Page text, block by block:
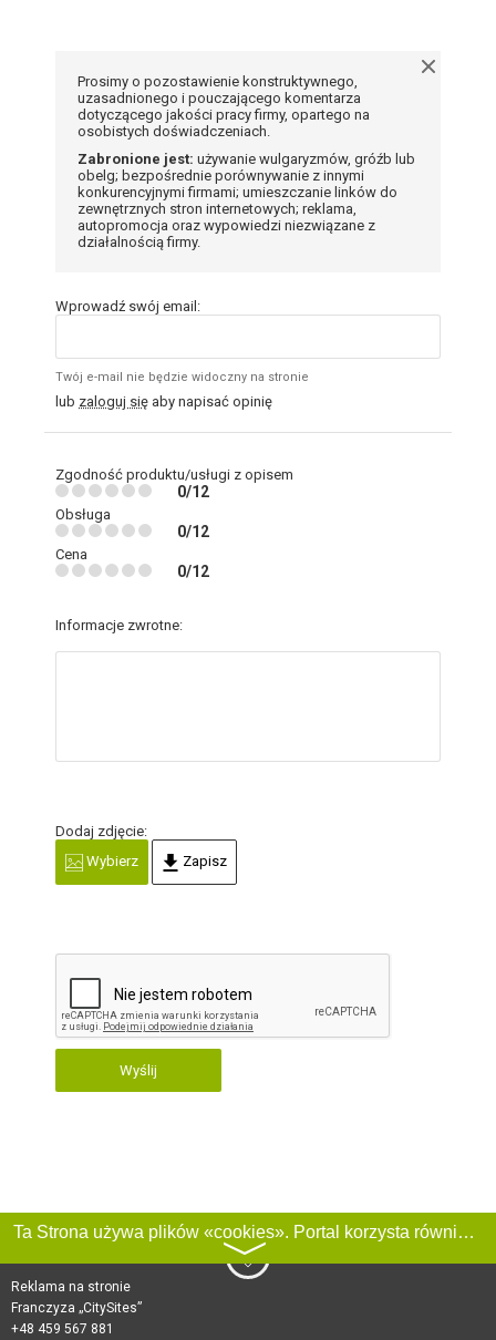
Prosimy o pozostawienie konstruktywnego,
uzasadnionego i pouczającego komentarza
dotyczącego jakości pracy firmy, opartego na
osobistych doświadczeniach.
Zabronione jest: używanie wulgaryzmów, gróźb lub
obelg; bezpośrednie porównywanie z innymi
konkurencyjnymi firmami; umieszczanie linków do
zewnętrznych stron internetowych; reklama,
autopromocja oraz wypowiedzi niezwiązane z
działalnością firmy.
Wprowadź swój email:
Twój e-mail nie będzie widoczny na stronie
lub zaloguj się aby napisać opinię
Zgodność produktu/usługi z opisem
0/12
Obsługa
0/12
Cena
0/12
Informacje zwrotne:
Dodaj zdjęcie:
Wybierz
Zapisz
Wyślij
Ta Strona używa plików «cookies». Portal korzysta również z serwisu internetowego do zbierania danych technicznych o odwiedzających w celu uzyskania informacji marketingowych i statystycznych. Warunki przetwarzania danych odwiedzających Stronę, patrz:
〉
Reklama na stronie
Franczyza „CitySites”
+48 459 567 881